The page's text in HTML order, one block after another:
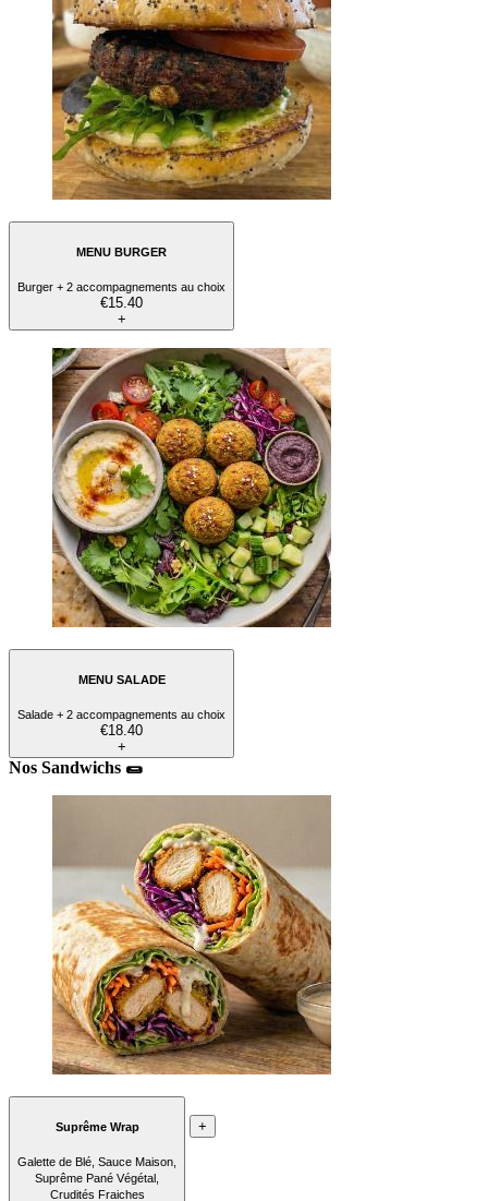
MENU BURGER
Burger + 2 accompagnements au choix
€15.40
+
MENU SALADE
Salade + 2 accompagnements au choix
€18.40
+
Nos Sandwichs 🌯
Suprême Wrap
Galette de Blé, Sauce Maison,
Suprême Pané Végétal,
Crudités Fraiches
+